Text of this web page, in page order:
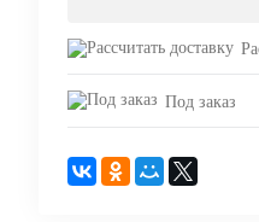
Под заказ